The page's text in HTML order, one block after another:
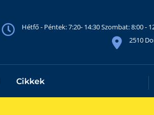
Hétfő - Péntek: 7:20- 14:30 Szombat: 8:00 -
2510
Cikkek